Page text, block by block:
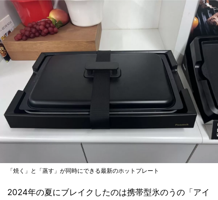
「焼く」と「蒸す」が同時にできる最新のホットプレート
2024年の夏にブレイクしたのは携帯型氷のうの「アイ